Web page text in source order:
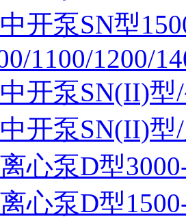
开泵SN型
1100/1200/
开泵SN(II)型
开泵SN(II)型
心泵D型
心泵D型